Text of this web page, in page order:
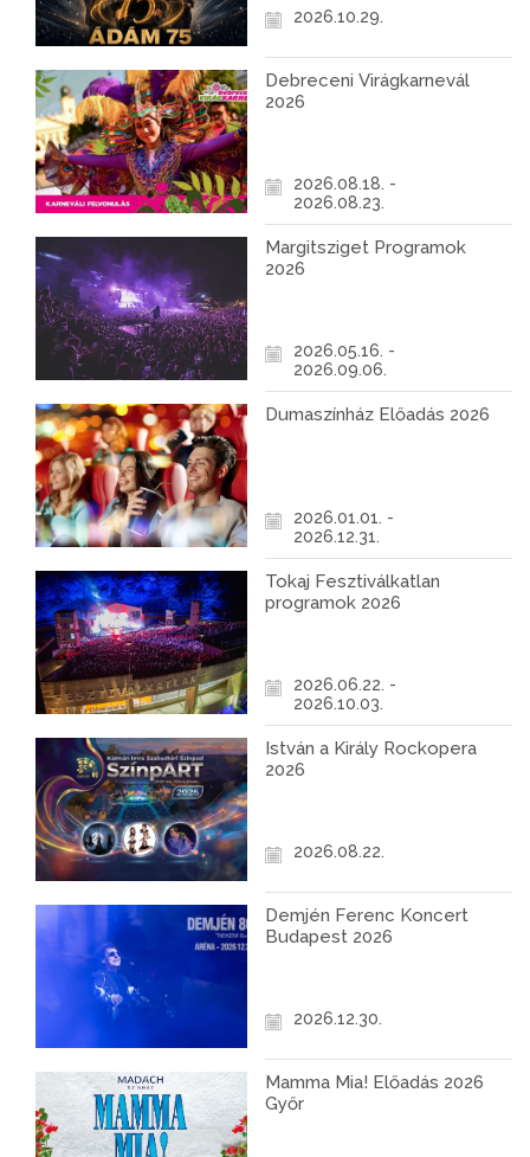
2026.10.29.
Debreceni Virágkarnevál
2026
2026.08.18. -
2026.08.23.
Margitsziget Programok
2026
2026.05.16. -
2026.09.06.
Dumaszínház Előadás 2026
2026.01.01. -
2026.12.31.
Tokaj Fesztiválkatlan
programok 2026
2026.06.22. -
2026.10.03.
István a Király Rockopera
2026
2026.08.22.
Demjén Ferenc Koncert
Budapest 2026
2026.12.30.
Mamma Mia! Előadás 2026
Győr